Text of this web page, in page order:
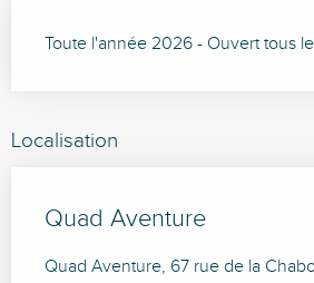
Toute l'année 2026 - Ouvert tous
Localisation
Quad Aventure
Quad Aventure, 67 rue de la